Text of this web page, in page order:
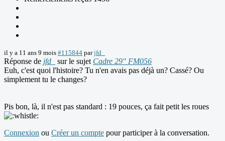
il y a 11 ans 9 mois #115844 parjfd_
Réponse de jfd_ sur le sujet Cadre 29" FM056
Euh, c'est quoi l'histoire? Tu n'en avais pas déjà un? Cassé? Ou
simplement tu le changes?
Pis bon, là, il n'est pas standard : 19 pouces, ça fait petit les roues
Connexion ou Créer un compte pour participer à la conversation.